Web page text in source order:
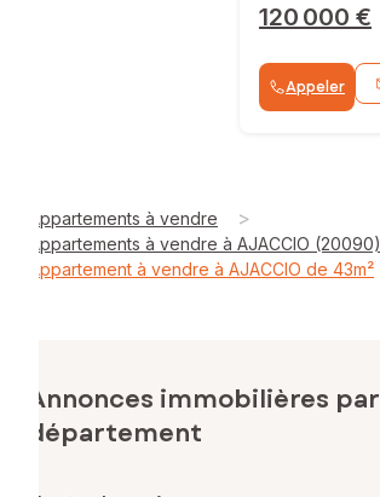
120 000 €
Appeler
Appartements à vendre >
Appartements à vendre à AJACCIO (20090)
Appartement à vendre à AJACCIO de 43m²
Annonces immobilières par
département